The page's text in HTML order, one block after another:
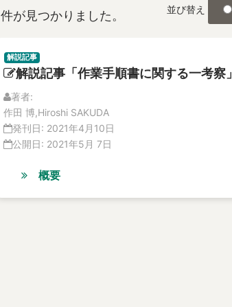
件が見つかりました。 並び替え
解説記事
解説記事「作業手順書に関する一考察」
著者:
作田 博,Hiroshi SAKUDA
発刊日: 2021年4月10日
公開日: 2021年5月 7日
概要